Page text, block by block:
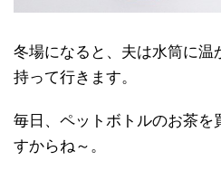
冬場になると、夫は水筒に温
持って行きます。
毎日、ペットボトルのお茶を
すからね～。